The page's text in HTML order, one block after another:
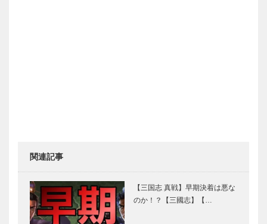
関連記事
【三国志 真戦】早期決着は悪な
のか！？【三國志】【…